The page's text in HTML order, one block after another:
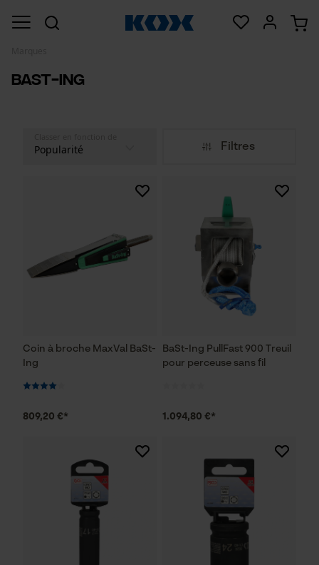
Bast-Ing
Filtres
Coin à broche MaxVal BaSt-
Ing
809,20 €*
BaSt-Ing PullFast 900 Treuil
pour perceuse sans fil
1.094,80 €*